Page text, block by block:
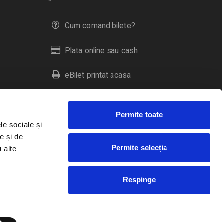
sociale și
și de
alte
Permite toate
Permite selecția
Respinge
Cum comand bilete?
Plata online sau cash
eBilet printat acasa
Livrare prin curier
Duplicare bilete